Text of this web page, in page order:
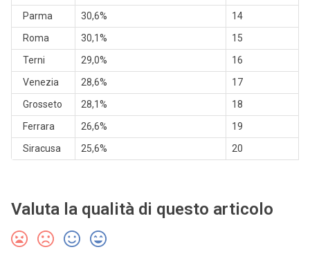
Parma
30,6%
14
Roma
30,1%
15
Terni
29,0%
16
Venezia
28,6%
17
Grosseto
28,1%
18
Ferrara
26,6%
19
Siracusa
25,6% 20
Valuta la qualità di questo articolo